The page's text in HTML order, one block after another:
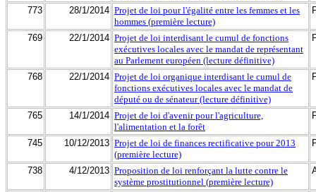
773 28/1/2014 Projet de loi pour l'égalité entre les femmes et les
hommes (première lecture)
769 22/1/2014 Projet de loi interdisant le cumul de fonctions
exécutives locales avec le mandat de représentant
au Parlement européen (lecture définitive)
768 22/1/2014 Projet de loi organique interdisant le cumul de
fonctions exécutives locales avec le mandat de
député ou de sénateur (lecture définitive)
765 14/1/2014 Projet de loi d'avenir pour l'agriculture,
l'alimentation et la forêt
745 10/12/2013 Projet de loi de finances rectificative pour 2013
(première lecture)
738 4/12/2013 Proposition de loi renforçant la lutte contre le
système prostitutionnel (première lecture)